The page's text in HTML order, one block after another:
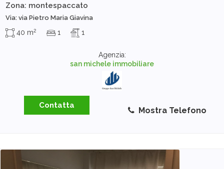
Zona: montespaccato
Via: via Pietro Maria Giavina
40 m2 1 1
Agenzia:
san michele immobiliare
Contatta
Mostra Telefono